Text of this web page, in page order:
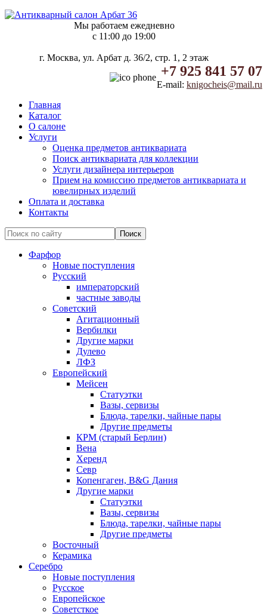
Мы работаем ежедневно
c 11:00 до 19:00
г. Москва, ул. Арбат д. 36/2, стр. 1, 2 этаж
+7 925 841 57 07
E-mail: knigocheis@mail.ru
Главная
Каталог
О салоне
Услуги
Оценка предметов антиквариата
Поиск антиквариата для коллекции
Услуги дизайнера интерьеров
Прием на комиссию предметов антиквариата и
ювелирных изделий
Оплата и доставка
Контакты
Фарфор
Новые поступления
Русский
императорский
частные заводы
Советский
Агитационный
Вербилки
Другие марки
Дулево
ЛФЗ
Европейский
Мейсен
Статуэтки
Вазы, сервизы
Блюда, тарелки, чайные пары
Другие предметы
КРМ (старый Берлин)
Вена
Херенд
Севр
Копенгаген, B&G Дания
Другие марки
Статуэтки
Вазы, сервизы
Блюда, тарелки, чайные пары
Другие предметы
Восточный
Керамика
Серебро
Новые поступления
Русское
Европейское
Советсткое